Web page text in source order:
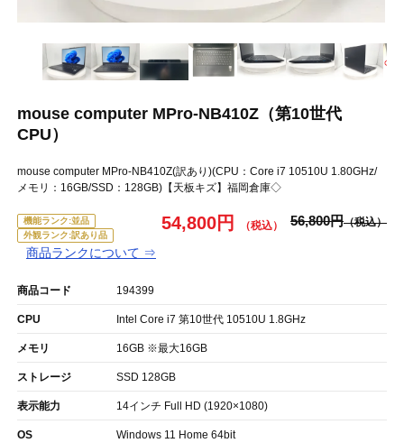
mouse computer MPro-NB410Z（第10世代
CPU）
mouse computer MPro-NB410Z(訳あり)(CPU：Core i7 10510U 1.80GHz/
メモリ：16GB/SSD：128GB)【天板キズ】福岡倉庫◇
機能ランク:並品
外観ランク:訳あり品
商品ランクについて ⇒
54,800円 56,800円
商品コード 194399
CPU Intel Core i7 第10世代 10510U 1.8GHz
メモリ 16GB ※最大16GB
ストレージ SSD 128GB
表示能力 14インチ Full HD (1920×1080)
OS Windows 11 Home 64bit